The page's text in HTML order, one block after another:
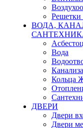
Решетки
ВОДА,
Вода
Кольца
ДВЕРИ
Двери
Двери